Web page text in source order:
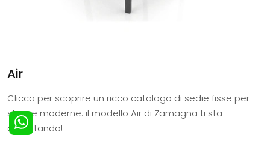
Air
Clicca per scoprire un ricco catalogo di sedie fisse per
stanze moderne: il modello Air di Zamagna ti sta
aspettando!